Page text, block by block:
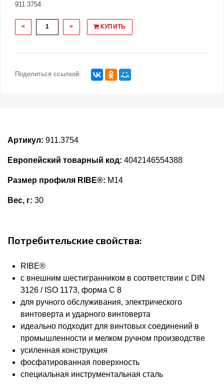
911.3754
< > КУПИТЬ
Поделиться ссылкой:
Артикул: 911.3754
Европейский товарный код: 4042146554388
Размер профиля RIBE®: M14
Вес, г: 30
Потребительские свойства:
RIBE®
с внешним шестигранником в соответствии с DIN
3126 / ISO 1173, форма С 8
для ручного обслуживания, электрического
винтоверта и ударного винтоверта
идеально подходит для винтовых соединений в
промышленности и мелком ручном производстве
усиленная конструкция
фосфатированная поверхность
специальная инструментальная сталь